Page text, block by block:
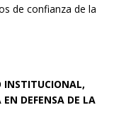
de confianza de la
INSTITUCIONAL,
DEFENSA DE LA